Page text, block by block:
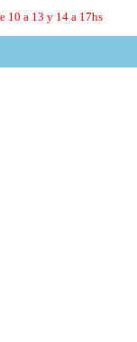
10 a 13 y 14 a 17hs